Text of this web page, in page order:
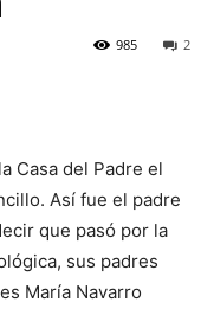
2
985
Casa del Padre el
Así fue el padre
que pasó por la
sus padres
María Navarro